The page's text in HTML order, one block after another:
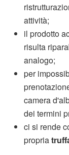
attività;
il prodotto
risulta
analogo;
per
camera
dei termini
ci si rende
propria